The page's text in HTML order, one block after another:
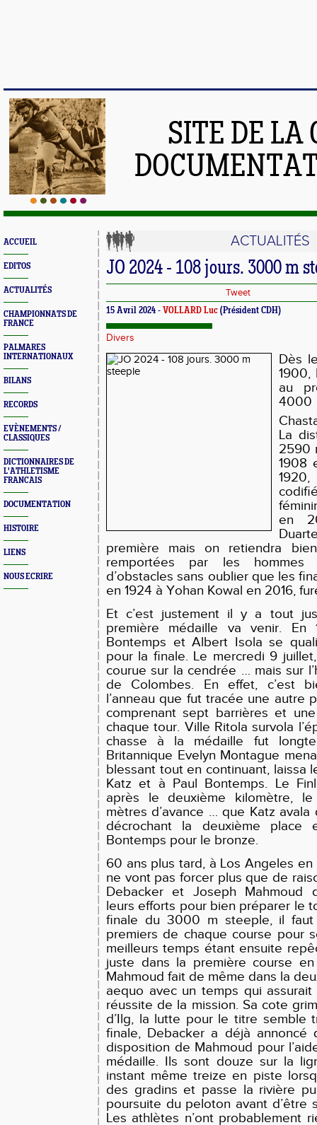
SITE DE LA
ACCUEIL
EDITOS
ACTUALITÉS
CHAMPIONNATS DE
FRANCE
PALMARES
INTERNATIONAUX
BILANS
RECORDS
EVÈNEMENTS /
CLASSIQUES
DICTIONNAIRES DE
L'ATHLETISME
FRANCAIS
DOCUMENTATION
HISTOIRE
LIENS
NOUS ECRIRE
ACTUALITÉS
JO 2024 - 108 jours. 3000 m
Tweet
15 Avril 2024 - VOLLARD Luc (Président CDH)
Divers
Dès
1900,
au
La
2590
1908
en
première mais on retiendra
remportées par les
d’obstacles sans oublier que les
en 1924 à Yohan Kowal en 2016,
Et c’est justement il y a tout
première médaille va venir. En
Bontemps et Albert Isola se
pour la finale. Le mercredi 9
courue sur la cendrée … mais sur
de Colombes. En effet, c’est
l’anneau que fut tracée une autre
comprenant sept barrières et
chaque tour. Ville Ritola survola
chasse à la médaille fut
Britannique Evelyn Montague
blessant tout en continuant, laissa
Katz et à Paul Bontemps. Le
après le deuxième kilomètre,
mètres d’avance … que Katz
décrochant la deuxième place
Bontemps pour le bronze.
60 ans plus tard, à Los Angeles
ne vont pas forcer plus que de
Debacker et Joseph Mahmoud
leurs efforts pour bien préparer le
finale du 3000 m steeple, il
premiers de chaque course pour
meilleurs temps étant ensuite
juste dans la première course
Mahmoud fait de même dans la
aequo avec un temps qui
réussite de la mission. Sa cote
d’Ilg, la lutte pour le titre semble
finale, Debacker a déjà annoncé
disposition de Mahmoud pour
médaille. Ils sont douze sur la
instant même treize en piste
des gradins et passe la rivière
poursuite du peloton avant d’être
Les athlètes n’ont probablement